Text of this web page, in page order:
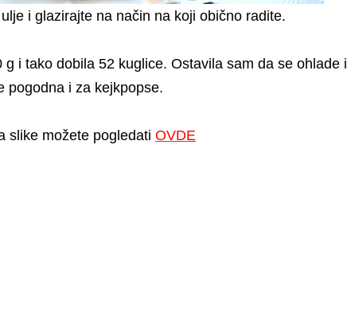
i glazirajte na način na koji obično radite.
i tako dobila 52 kuglice. Ostavila sam da se ohlade i
pogodna i za kejkpopse.
slike možete pogledati OVDE